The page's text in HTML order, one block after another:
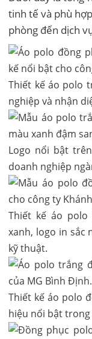
tinh tế và phù
phòng đến dịch
Thiết kế áo polo
nghiệp và nhận
Logo nổi bật
doanh nghiệp
Thiết kế áo
xanh, logo in sắc
kỹ thuật.
Thiết kế áo polo
hiệu nổi bật